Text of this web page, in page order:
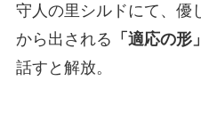
守人の里シルドにて、優
から出される 「適応の形」
話すと解放。